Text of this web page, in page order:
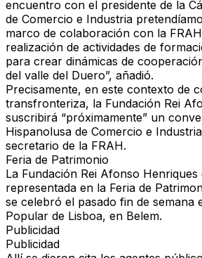
encuentro con el presidente de la
de Comercio e Industria
marco de colaboración con la
realización de actividades de
para crear dinámicas de
del valle del Duero”, añadió.
Precisamente, en este contexto de
transfronteriza, la Fundación Rei
suscribirá “próximamente” un
Hispanolusa de Comercio e
secretario de la FRAH.
Feria de Patrimonio
La Fundación Rei Afonso Henriques
representada en la Feria de
se celebró el pasado fin de semana
Popular de Lisboa, en Belem.
Publicidad
Publicidad